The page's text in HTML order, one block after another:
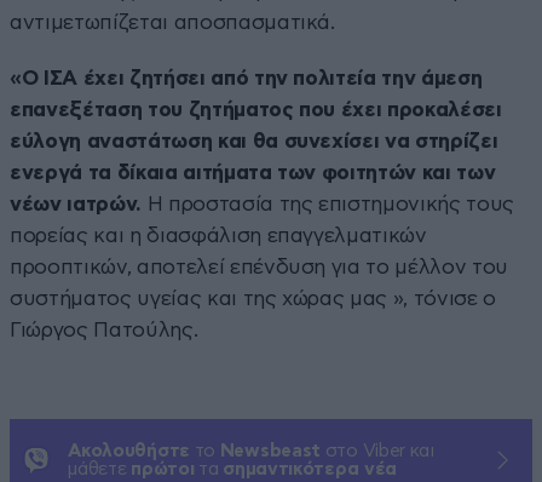
αντιμετωπίζεται αποσπασματικά.
«Ο ΙΣΑ έχει ζητήσει από την πολιτεία την άμεση
επανεξέταση του ζητήματος που έχει προκαλέσει
εύλογη αναστάτωση και θα συνεχίσει να στηρίζει
ενεργά τα δίκαια αιτήματα των φοιτητών και των
νέων ιατρών. Η προστασία της επιστημονικής τους
πορείας και η διασφάλιση επαγγελματικών
προοπτικών, αποτελεί επένδυση για το μέλλον του
συστήματος υγείας και της χώρας μας », τόνισε ο
Γιώργος Πατούλης.
Ακολουθήστε το Newsbeast στο Viber και
μάθετε πρώτοι τα σημαντικότερα νέα